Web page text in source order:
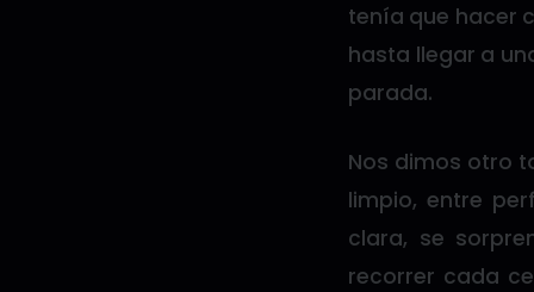
tenía que hacer
hasta llegar a
parada.
Nos dimos otro
limpio, entre
clara, se
recorrer cada